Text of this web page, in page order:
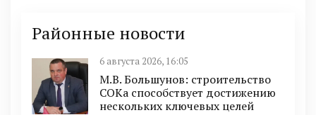
Районные новости
6 августа 2026, 16:05
М.В. Большунов: строительство
СОКа способствует достижению
нескольких ключевых целей